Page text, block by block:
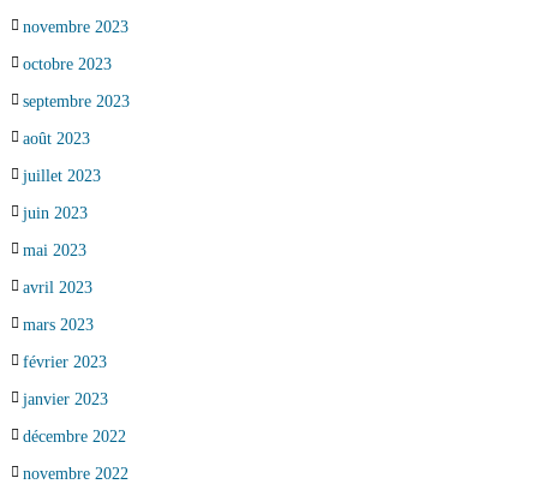
novembre 2023
octobre 2023
septembre 2023
août 2023
juillet 2023
juin 2023
mai 2023
avril 2023
mars 2023
février 2023
janvier 2023
décembre 2022
novembre 2022